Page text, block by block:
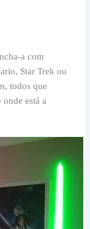
a com
Star Trek ou
todos que
onde está a